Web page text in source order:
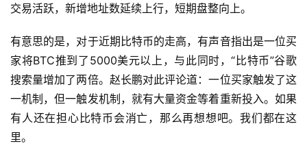
交易活跃，新增地址数延续上行，短期盘整向上。
有意思的是，对于近期比特币的走高，有声音指出是一位买
家将BTC推到了5000美元以上，与此同时，“比特币”谷歌
搜索量增加了两倍。赵长鹏对此评论道：一位买家触发了这
一机制，但一触发机制，就有大量资金等着重新投入。如果
有人还在担心比特币会消亡，那么再想想吧。我们都在这
里。